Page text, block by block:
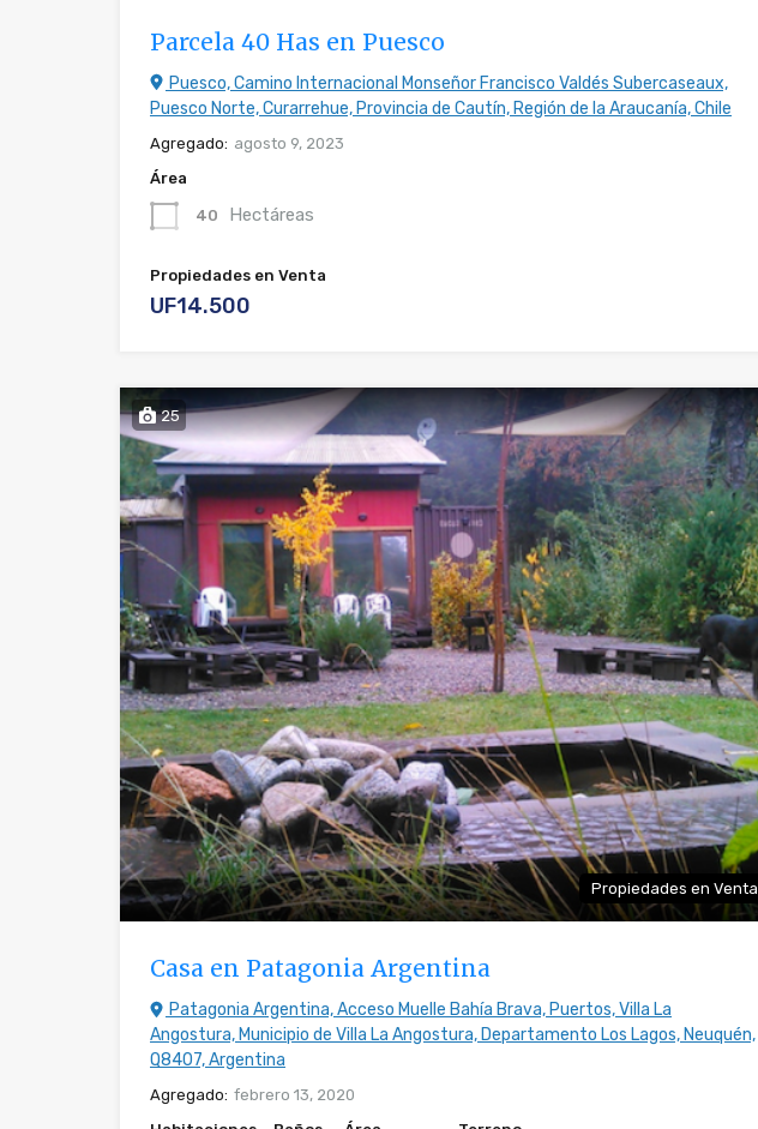
Parcela 40 Has en Puesco
Puesco, Camino Internacional Monseñor Francisco Valdés Subercaseaux,
Puesco Norte, Curarrehue, Provincia de Cautín, Región de la Araucanía, Chile
Agregado: agosto 9, 2023
Área
40 Hectáreas
Propiedades en Venta
UF14.500
25
Propiedades en Venta
Casa en Patagonia Argentina
Patagonia Argentina, Acceso Muelle Bahía Brava, Puertos, Villa La
Angostura, Municipio de Villa La Angostura, Departamento Los Lagos, Neuquén,
Q8407, Argentina
Agregado: febrero 13, 2020